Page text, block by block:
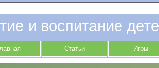
и воспитание
Главная Статьи Игры